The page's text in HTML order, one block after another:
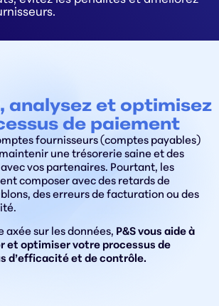
analysez et optimisez
de paiement
fournisseurs (comptes payables)
une trésorerie saine et des
vos partenaires. Pourtant, les
composer avec des retards de
des erreurs de facturation ou des
axée sur les données, P&S vous aide à
et optimiser votre processus de
d’efficacité et de contrôle.